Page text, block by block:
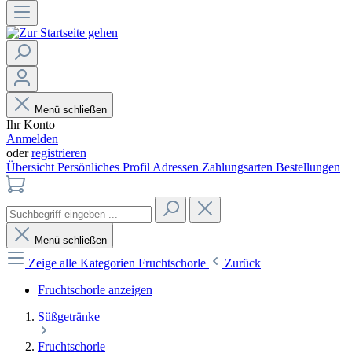
Menü schließen
Ihr Konto
Anmelden
oderregistrieren
Übersicht Persönliches Profil Adressen Zahlungsarten Bestellungen
Menü schließen
Zeige alle Kategorien Fruchtschorle
Zurück
Fruchtschorle anzeigen
Süßgetränke
Fruchtschorle